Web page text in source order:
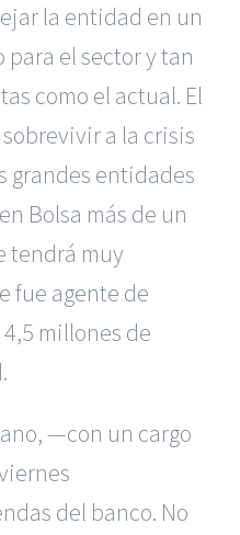
la entidad en un
el sector y tan
como el actual. El
a la crisis
grandes entidades
Bolsa más de un
tendrá muy
fue agente de
millones de
—con un cargo
del banco. No